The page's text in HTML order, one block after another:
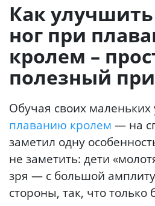
Как
ног при
кролем –
полезный
Обучая своих маленьких
плаванию кролем — на
заметил одну
не заметить: дети
зря — с большой
стороны, так, что только